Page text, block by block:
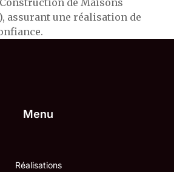
de Maisons
assurant une réalisation de
Menu
Réalisations